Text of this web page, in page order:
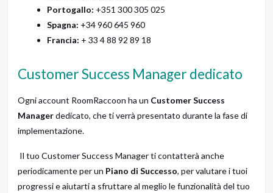
Portogallo: +351 300 305 025
Spagna: +34 960 645 960
Francia: + 33 4 88 92 89 18
Customer Success Manager dedicato
Ogni account RoomRaccoon ha un Customer Success
Managerdedicato, che ti verrà presentato durante la fase di
implementazione.
Il tuo Customer Success Manager ti contatterà anche
periodicamente per un Piano di Successo, per valutare i tuoi
progressi e aiutarti a sfruttare al meglio le funzionalità del tuo